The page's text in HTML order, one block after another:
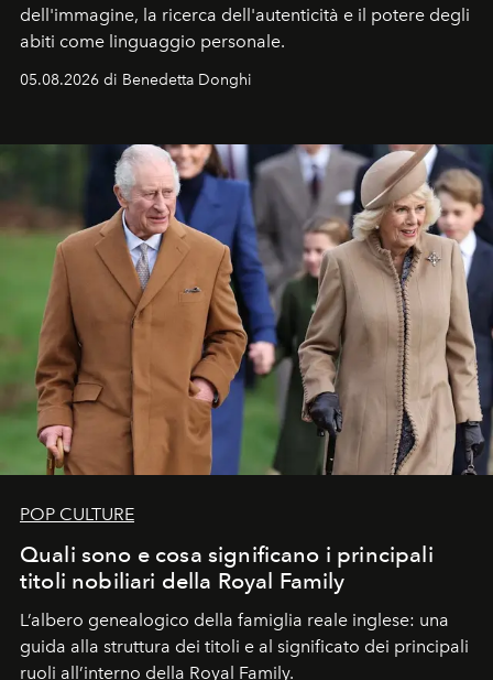
dell'immagine, la ricerca dell'autenticità e il potere degli
abiti come linguaggio personale.
05.08.2026 di Benedetta Donghi
POP CULTURE
Quali sono e cosa significano i principali
titoli nobiliari della Royal Family
L’albero genealogico della famiglia reale inglese: una
guida alla struttura dei titoli e al significato dei principali
ruoli all’interno della Royal Family.